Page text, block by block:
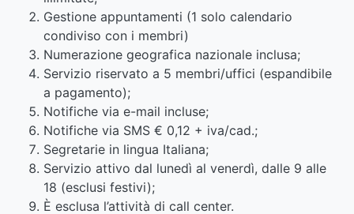
Gestione appuntamenti (1 solo calendario
condiviso con i membri)
Numerazione geografica nazionale inclusa;
Servizio riservato a 5 membri/uffici (espandibile
a pagamento);
Notifiche via e-mail incluse;
Notifiche via SMS € 0,12 + iva/cad.;
Segretarie in lingua Italiana;
Servizio attivo dal lunedì al venerdì, dalle 9 alle
18 (esclusi festivi);
È esclusa l’attività di call center.